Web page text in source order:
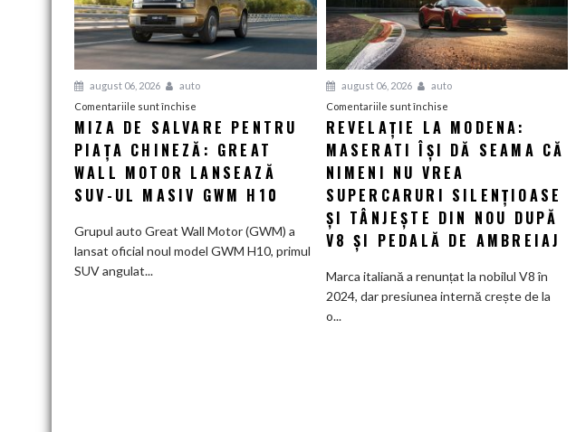
august 06, 2026
auto
Comentariile sunt închise
Miza
de
salvare
piața
chineză:
Great
MIZA DE SALVARE PENTRU
PIAȚA CHINEZĂ: GREAT
WALL MOTOR LANSEAZĂ
SUV-UL MASIV GWM H10
Grupul auto Great Wall Motor (GWM) a
lansat oficial noul model GWM H10, primul
SUV angulat...
august 06, 2026
auto
Comentariile sunt închisepentru
Revelație
la
Modena:
își
dă
seama
nimeni
nu
REVELAȚIE LA MODENA:
MASERATI ÎȘI DĂ SEAMA CĂ
NIMENI NU VREA
SUPERCARURI SILENȚIOASE
ȘI TÂNJEȘTE DIN NOU DUPĂ
V8 ȘI PEDALĂ DE AMBREIAJ
Marca italiană a renunțat la nobilul V8 în
2024, dar presiunea internă crește de la
o...